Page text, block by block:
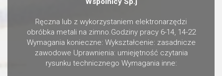
Ręczna lub z wykorzystaniem elektronarzędzi
obróbka metali na zimno.Godziny pracy 6-14, 14-22
Wymagania konieczne: Wykształcenie: zasadnicze
zawodowe Uprawnienia: umiejętność czytania
rysunku technicznego Wymagania inne: